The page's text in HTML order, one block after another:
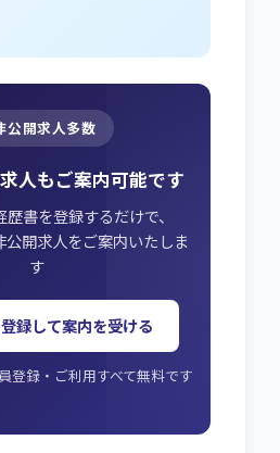
公開求人多数
人もご案内可能です
書を登録するだけで、
公開求人をご案内いたしま
す
録して案内を受ける
登録・ご利用すべて無料です